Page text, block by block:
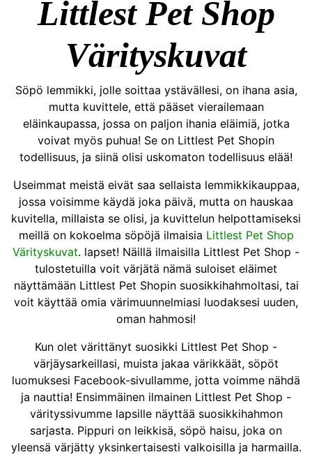
Littlest Pet Shop
Värityskuvat
Söpö lemmikki, jolle soittaa ystävällesi, on ihana asia,
mutta kuvittele, että pääset vierailemaan
eläinkaupassa, jossa on paljon ihania eläimiä, jotka
voivat myös puhua! Se on Littlest Pet Shopin
todellisuus, ja siinä olisi uskomaton todellisuus elää!
Useimmat meistä eivät saa sellaista lemmikkikauppaa,
jossa voisimme käydä joka päivä, mutta on hauskaa
kuvitella, millaista se olisi, ja kuvittelun helpottamiseksi
meillä on kokoelma söpöjä ilmaisia ​​ Littlest Pet Shop
Värityskuvat. lapset! Näillä ilmaisilla Littlest Pet Shop -
tulostetuilla voit värjätä nämä suloiset eläimet
näyttämään Littlest Pet Shopin suosikkihahmoltasi, tai
voit käyttää omia värimuunnelmiasi luodaksesi uuden,
oman hahmosi!
Kun olet värittänyt suosikki Littlest Pet Shop -
värjäysarkeillasi, muista jakaa värikkäät, söpöt
luomuksesi Facebook-sivullamme, jotta voimme nähdä
ja nauttia! Ensimmäinen ilmainen Littlest Pet Shop -
värityssivumme lapsille näyttää suosikkihahmon
sarjasta. Pippuri on leikkisä, söpö haisu, joka on
yleensä värjätty yksinkertaisesti valkoisilla ja harmailla.